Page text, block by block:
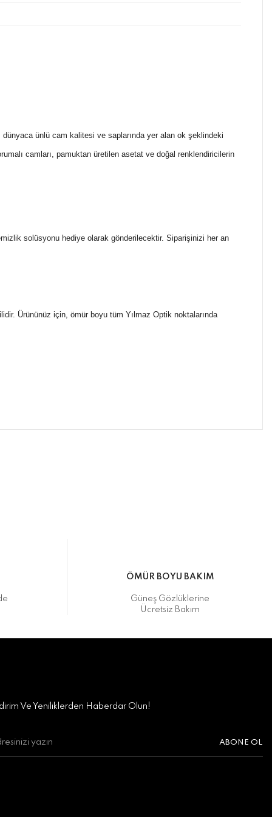
ünlü cam kalitesi ve saplarında yer alan ok şeklindeki
camları, pamuktan üretilen asetat ve doğal renklendiricilerin
solüsyonu hediye olarak gönderilecektir. Siparişinizi her an
Ürününüz için, ömür boyu tüm Yılmaz Optik noktalarında
ÖMÜR BOYU BAKIM
Güneş Gözlüklerine
Ücretsiz Bakım
Ve Yeniliklerden Haberdar Olun!
ABONE OL